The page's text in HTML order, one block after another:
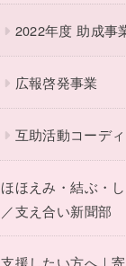
2022年度 助成事
広報啓発事業
互助活動コーデ
ほほえみ・結ぶ・
／支え合い新聞部
支援したい方へ｜